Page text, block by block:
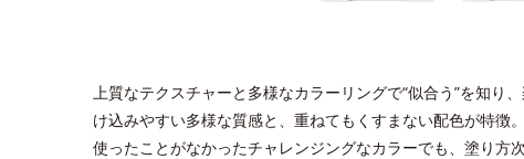
上質なテクスチャーと多様なカラーリングで“似合う”を知り
け込みやすい多様な質感と、重ねてもくすまない配色が特
使ったことがなかったチャレンジングなカラーでも、塗り方